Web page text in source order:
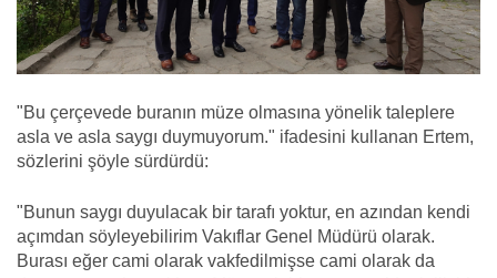
"Bu çerçevede buranın müze olmasına yönelik taleplere
asla ve asla saygı duymuyorum." ifadesini kullanan Ertem,
sözlerini şöyle sürdürdü:
"Bunun saygı duyulacak bir tarafı yoktur, en azından kendi
açımdan söyleyebilirim Vakıflar Genel Müdürü olarak.
Burası eğer cami olarak vakfedilmişse cami olarak da